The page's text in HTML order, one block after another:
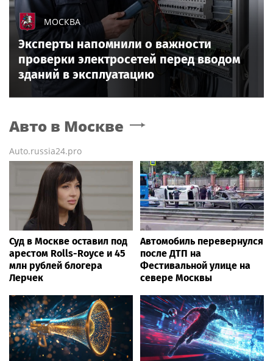
МОСКВА
Эксперты напомнили о важности
проверки электросетей перед вводом
зданий в эксплуатацию
Авто в Москве
Auto.russia24.pro
Суд в Москве оставил под
арестом Rolls-Royce и 45
млн рублей блогера
Лерчек
Автомобиль перевернулся
после ДТП на
Фестивальной улице на
севере Москвы